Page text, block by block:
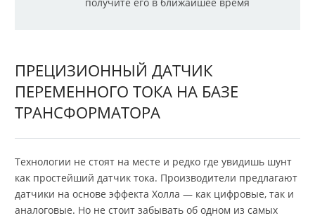
ПРЕЦИЗИОННЫЙ ДАТЧИК
ПЕРЕМЕННОГО ТОКА НА БАЗЕ
ТРАНСФОРМАТОРА
Технологии не стоят на месте и редко где увидишь шунт
как простейший датчик тока. Производители предлагают
датчики на основе эффекта Холла — как цифровые, так и
аналоговые. Но не стоит забывать об одном из самых